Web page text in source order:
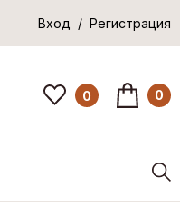
Вход / Регистрация
0 0